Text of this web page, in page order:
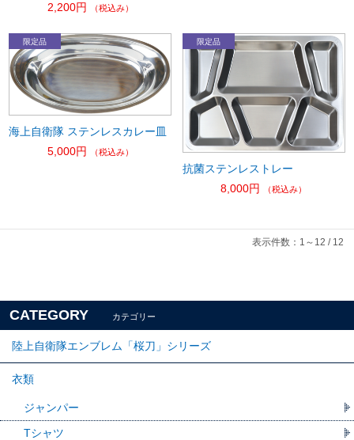
2,200円
（税込み）
海上自衛隊 ステンレスカレー皿
5,000円
（税込み）
抗菌ステンレストレー
8,000円
（税込み）
表示件数：1～12 / 12
CATEGORY カテゴリー
陸上自衛隊エンブレム「桜刀」シリーズ
衣類
ジャンパー
Tシャツ